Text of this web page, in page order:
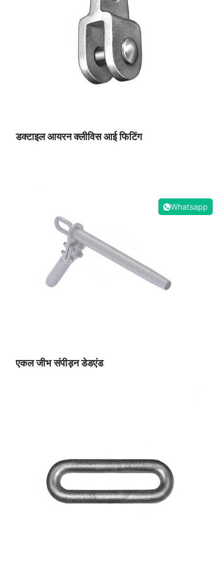
डक्टाइल आयरन क्लीविस आई फिटिंग
एकल जीभ संपीड़न डेडएंड
Whatsapp